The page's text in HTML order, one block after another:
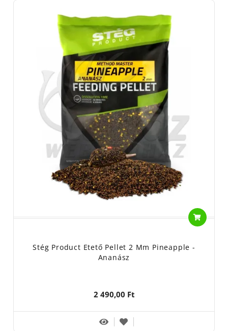
Stég Product Etető Pellet 2 Mm Pineapple -
Ananász
2 490,00 Ft